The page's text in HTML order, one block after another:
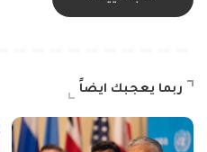
ربما يعجبك ايضاً